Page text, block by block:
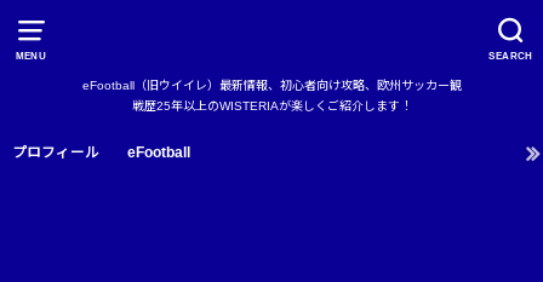
MENU SEARCH
eFootball（旧ウイイレ）最新情報、初心者向け攻略、欧州サッカー観
戦歴25年以上のWISTERIAが楽しくご紹介します！
プロフィール eFootball